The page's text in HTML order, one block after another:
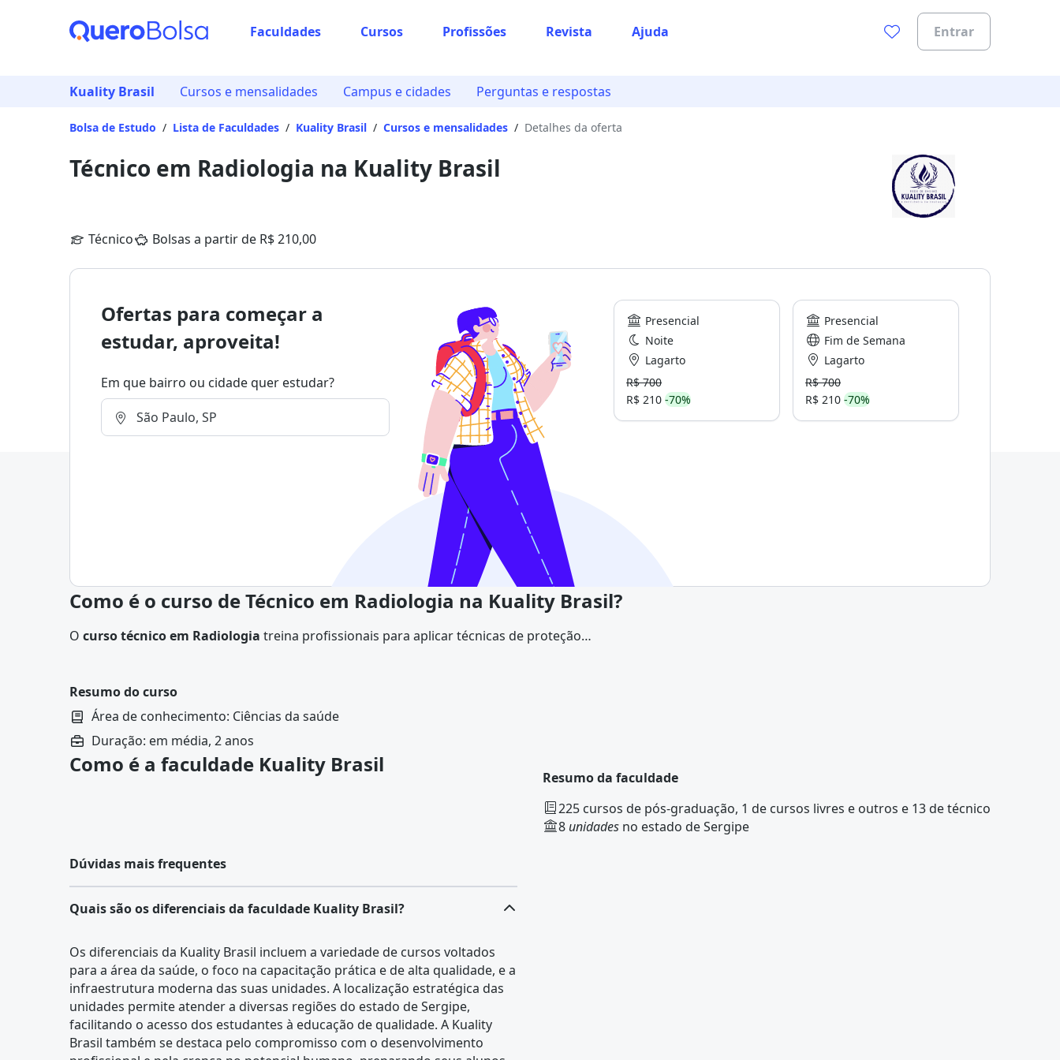
Faculdades Cursos Profissões Revista Ajuda Entrar
Kuality Brasil Cursos e mensalidades Campus e cidades Perguntas e respostas
Bolsa de Estudo / Lista de Faculdades / Kuality Brasil / Cursos e mensalidades / Detalhes da oferta
Técnico em Radiologia na Kuality Brasil
Técnico Bolsas a partir de R$ 210,00
Ofertas para começar a
estudar, aproveita!
Em que bairro ou cidade quer estudar?
Presencial
Noite
Lagarto
R$ 700
R$ 210 -70%
Presencial
Fim de Semana
Lagarto
R$ 700
R$ 210 -70%
Como é o curso de Técnico em Radiologia na Kuality Brasil?
O curso técnico em Radiologia treina profissionais para aplicar técnicas de proteção
todo o processo de aquisição de imagens radiológicas, desde a recepção e acolhimento
do paciente até o processamento e avaliação das imagens.
Resumo do curso
Área de conhecimento: Ciências da saúde
Duração: em média, 2 anos
Como é a faculdade Kuality Brasil
Resumo da faculdade
225 cursos de pós-graduação, 1 de cursos livres e outros e 13 de técnico
8 unidades no estado de Sergipe
Dúvidas mais frequentes
Quais são os diferenciais da faculdade Kuality Brasil?
Os diferenciais da Kuality Brasil incluem a variedade de cursos voltados
para a área da saúde, o foco na capacitação prática e de alta qualidade, e a
infraestrutura moderna das suas unidades. A localização estratégica das
unidades permite atender a diversas regiões do estado de Sergipe,
facilitando o acesso dos estudantes à educação de qualidade. A Kuality
Brasil também se destaca pelo compromisso com o desenvolvimento